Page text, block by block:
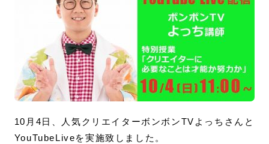
10月4日、人気クリエイターボンボンTVよっちさんと
YouTubeLiveを実施致しました。